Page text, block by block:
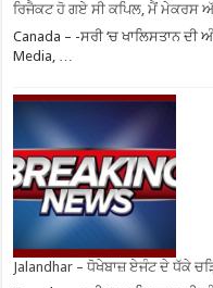
ਰਿਜੈਕਟ ਹੋ ਗਏ ਸੀ ਕਪਿਲ, ਮੈਂ ਮੇਕਰਸ
Canada – -ਸਰੀ ‘ਚ ਖਾਲਿਸਤਾਨ
Media, …
Jalandhar – ਧੋਖੇਬਾਜ਼ ਏਜੰਟ ਦੇ ਧੱਕੇ